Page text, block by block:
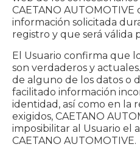
CAETANO
información solicitada
registro y que será válida
El Usuario confirma que
son verdaderos y
de alguno de los datos o
facilitado información
identidad, así como en la
exigidos, CAETANO
imposibilitar al Usuario el
CAETANO AUTOMOTIVE.